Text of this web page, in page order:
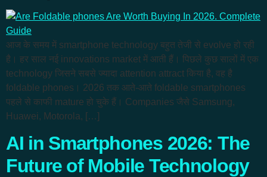
आज के समय में smartphone technology बहुत तेजी से evolve हो रही
है। हर साल नई innovations market में आती हैं। पिछले कुछ सालों में एक
technology जिसने सबसे ज्यादा attention attract किया है, वह है
foldable phones। 2026 तक आते-आते foldable smartphones
पहले से काफी mature हो चुके हैं। Companies जैसे Samsung,
Huawei, Motorola, […]
AI in Smartphones 2026: The
Future of Mobile Technology